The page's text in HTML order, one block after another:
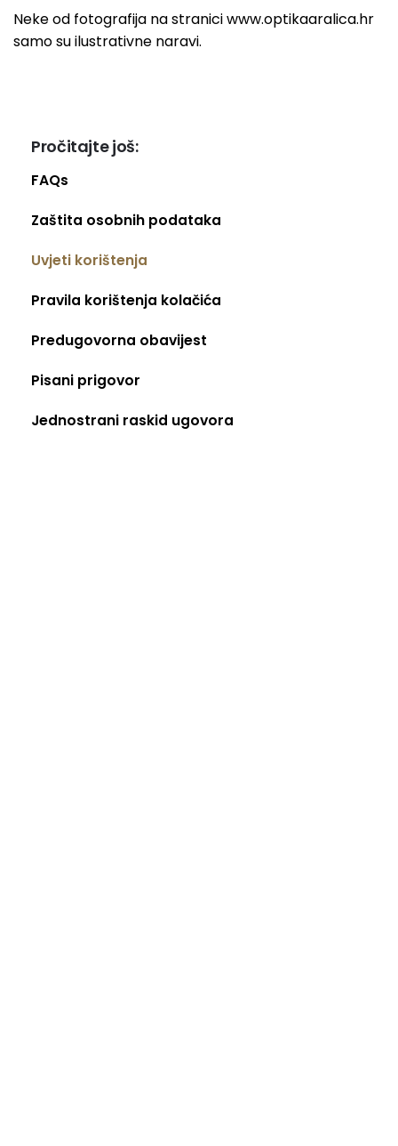
Neke od fotografija na stranici www.optikaaralica.hr
samo su ilustrativne naravi.
Pročitajte još:
FAQs
Zaštita osobnih podataka
Uvjeti korištenja
Pravila korištenja kolačića
Predugovorna obavijest
Pisani prigovor
Jednostrani raskid ugovora